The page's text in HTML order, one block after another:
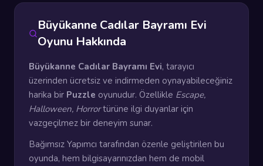
Büyükanne Cadılar Bayramı Evi
Oyunu Hakkında
Büyükanne Cadılar Bayramı Evi, tarayıcı
üzerinden ücretsiz ve indirmeden oynayabileceğiniz
harika bir Puzzle oyunudur. Özellikle Escape,
Halloween, Horrortürüne ilgi duyanlar için
vazgeçilmez bir deneyim sunar.
Bağımsız Yapımcı tarafından özenle geliştirilen bu
oyunda, hem bilgisayarınızdan hem de mobil